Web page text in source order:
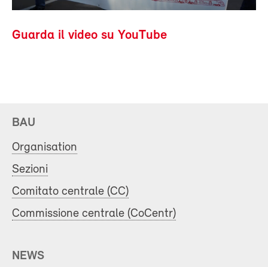
Guarda il video su YouTube
BAU
Organisation
Sezioni
Comitato centrale (CC)
Commissione centrale (CoCentr)
NEWS